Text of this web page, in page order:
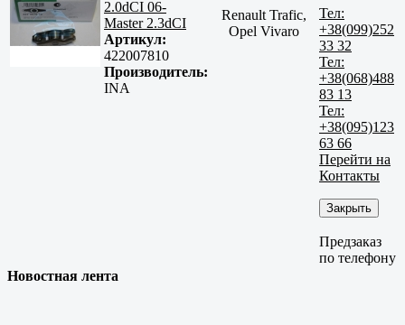
2.0dCI 06-
Master 2.3dCI
Артикул:
422007810
Производитель:
INA
Renault Trafic,
Opel Vivaro
Тел:
+38(099)252
33 32
Тел:
+38(068)488
83 13
Тел:
+38(095)123
63 66
Перейти на
Контакты
Закрыть
Предзаказ
по телефону
Новостная лента